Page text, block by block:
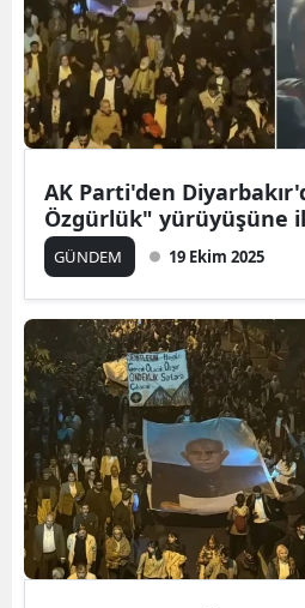
Bartın
Iğdır
Yalova
Düzce
AK Parti'den
Özgürlük" yürüyüşüne
GÜNDEM 19 Ekim 2025